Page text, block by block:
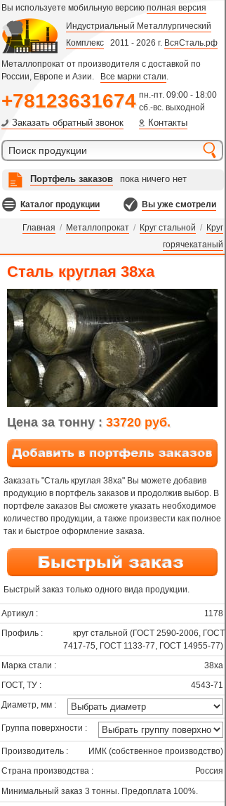
Вы используете мобильную версию полная версия
Индустриальный Металлургический
Комплекс 2011 - 2026 г. ВсяСталь.рф
Металлопрокат от производителя с доставкой по
России, Европе и Азии.
Все марки стали.
+78123631674 пн.-пт. 09:00 - 18:00
сб.-вс. выходной
Заказать обратный звонок Контакты
Портфель заказов пока ничего нет
Каталог продукции Вы уже смотрели
Главная / Металлопрокат / Круг стальной / Круг
горячекатаный
Сталь круглая 38ха
Цена за тонну : 33720 руб.
Заказать "Сталь круглая 38ха" Вы можете добавив
продукцию в портфель заказов и продолжив выбор. В
портфеле заказов Вы сможете указать необходимое
количество продукции, а также произвести как полное
так и быстрое оформление заказа.
Быстрый заказ только одного вида продукции.
Артикул :
1178
Профиль :
круг стальной (ГОСТ 2590-2006, ГОСТ
7417-75, ГОСТ 1133-77, ГОСТ 14955-77)
Марка стали :
38ха
ГОСТ, ТУ :
4543-71
Диаметр, мм :
Группа поверхности :
Производитель :
ИМК (собственное производство)
Страна производства :
Россия
Минимальный заказ 3 тонны. Предоплата 100%.